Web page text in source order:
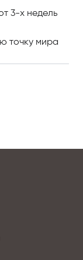
3-х недель
точку мира